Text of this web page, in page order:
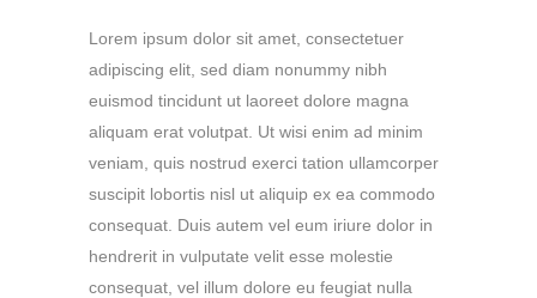
Lorem ipsum dolor sit amet, consectetuer
adipiscing elit, sed diam nonummy nibh
euismod tincidunt ut laoreet dolore magna
aliquam erat volutpat. Ut wisi enim ad minim
veniam, quis nostrud exerci tation ullamcorper
suscipit lobortis nisl ut aliquip ex ea commodo
consequat. Duis autem vel eum iriure dolor in
hendrerit in vulputate velit esse molestie
consequat, vel illum dolore eu feugiat nulla